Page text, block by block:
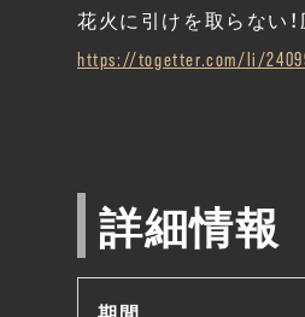
花火に引けを取らない！
https://togetter.com/li/
詳細情報